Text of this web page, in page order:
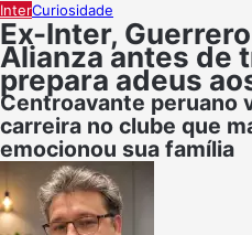
InterCuriosidade
Ex-Inter,
Alianza antes de
prepara adeus
Centroavante peruano
carreira no clube que
emocionou sua família